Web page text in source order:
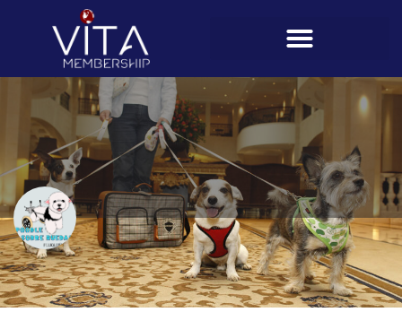
Poodle Sobre Ruedas
Teléfono